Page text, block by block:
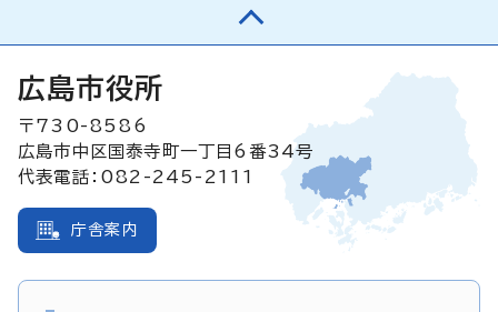
広島市役所
〒730-8586
広島市中区国泰寺町一丁目6番34号
代表電話：082-245-2111
庁舎案内